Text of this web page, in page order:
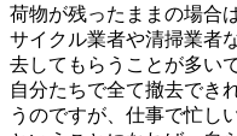
荷物が残ったままの場合
サイクル業者や清掃業者
去してもらうことが多いで
自分たちで全て撤去でき
うのですが、仕事で忙し